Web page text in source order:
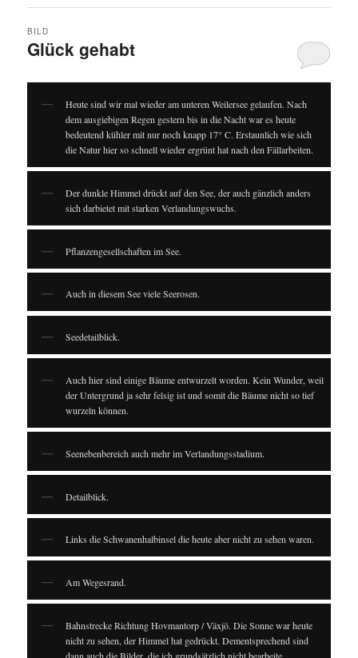
Glück gehabt
BILD
Heute sind wir mal wieder am unteren Weilersee gelaufen. Nach
dem ausgiebigen Regen gestern bis in die Nacht war es heute
bedeutend kühler mit nur noch knapp 17° C. Erstaunlich wie sich
die Natur hier so schnell wieder ergrünt hat nach den Fällarbeiten.
Der dunkle Himmel drückt auf den See, der auch gänzlich anders
sich darbietet mit starken Verlandungswuchs.
Pflanzengesellschaften im See.
Auch in diesem See viele Seerosen.
Seedetailblick.
Auch hier sind einige Bäume entwurzelt worden. Kein Wunder, weil
der Untergrund ja sehr felsig ist und somit die Bäume nicht so tief
wurzeln können.
Seenebenbereich auch mehr im Verlandungsstadium.
Detailblick.
Links die Schwanenhalbinsel die heute aber nicht zu sehen waren.
Am Wegesrand.
Bahnstrecke Richtung Hovmantorp / Växjö. Die Sonne war heute
nicht zu sehen, der Himmel hat gedrückt. Dementsprechend sind